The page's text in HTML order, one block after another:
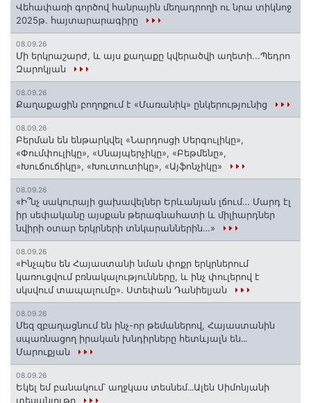
Վեհափառի գործով հանրային մեղադրողի ու նրա տիկնոջ
2025թ. հայտարարագիրը
08.09.26
Մի երկրաշարժ, և այս քաղաքը կվերածվի աղետի...Պեդրո
Զարոկյան
08.09.26
Քաղաքացին բողոքում է «Մառանիկ» ընկերությունից
08.09.26
Բերման են ենթարկվել «Նարդոսցի Սերգուլիկը»,
«Փումփուլիկը», «Սնայպերչիկը», «Բեթմենը»,
«Խուճուճիկը», «Խուտուտիկը», «Այֆոնչիկը»
08.09.26
«Ի՞նչ սակուրայի ցախավելներ Երևանյան լճում… Մարդ էլ
իր սեփականը այսքան թերագնահատի և միլիարդներ
նվիրի օտար երկրների տնկարաններին…»
08.09.26
«Ինչպես են Հայաստանի նման փոքր երկրներում
կառուցվում բռնակալությունները, և ինչ փուլերով է
սկսվում տապալումը». Ստեփան Դանիելյան
08.09.26
Մեզ զբաղացնում են ինչ-որ թեմաներով, Հայաստանին
սպառնացող իրական խնդիրները հետևյալն են․․․
Մարուքյան
08.09.26
Եկել եմ բանակում՝ աղջկաս տեսնեմ․․․Ալեն Սիմոնյանի
տեսանյութը